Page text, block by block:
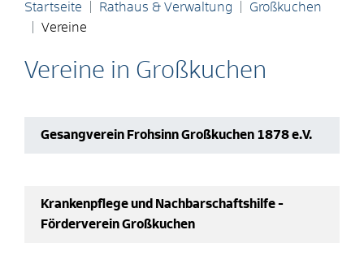
Startseite Rathaus & Verwaltung
Großkuchen
Vereine
Vereine in Großkuchen
Gesangverein Frohsinn Großkuchen 1878 e.V.
Krankenpflege und Nachbarschaftshilfe -
Förderverein Großkuchen